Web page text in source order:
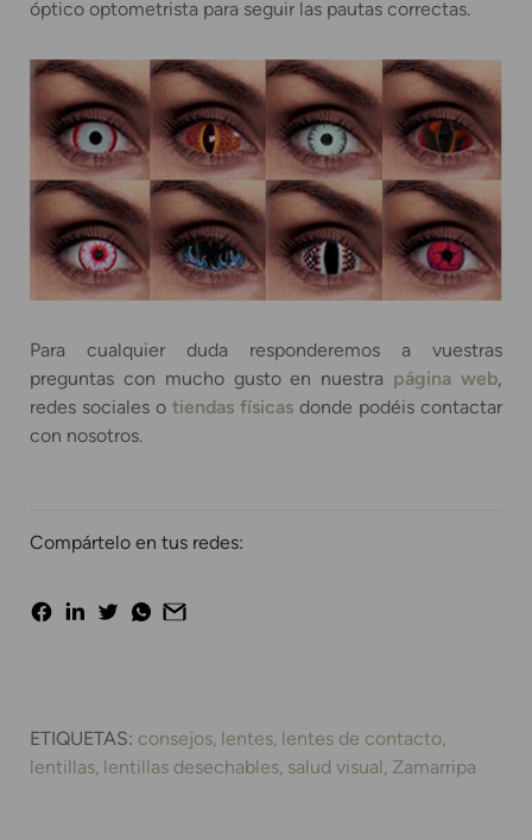
óptico optometrista para seguir las pautas correctas.
Para cualquier duda responderemos a vuestras
preguntas con mucho gusto en nuestra página web,
redes sociales o tiendas físicas donde podéis contactar
con nosotros.
Compártelo en tus redes:
ETIQUETAS: consejos lentes lentes de contacto
lentillas lentillas desechables salud visual Zamarripa